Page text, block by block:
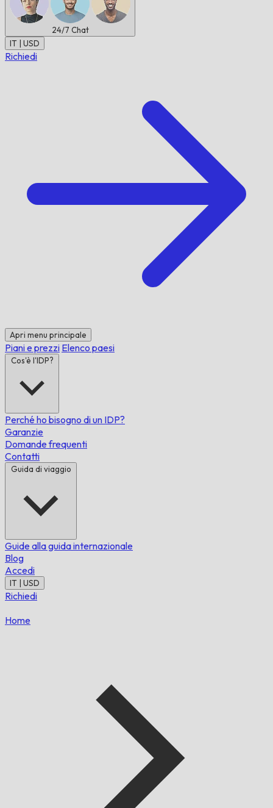
24/7 Chat
IT | USD
Richiedi
Apri menu principale
Piani e prezzi Elenco paesi
Cos'è l'IDP?
Perché ho bisogno di un IDP?
Garanzie
Domande frequenti
Contatti
Guida di viaggio
Guide alla guida internazionale
Blog
Accedi
IT | USD
Richiedi
Home